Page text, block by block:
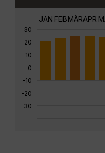
30
20
10
0
-10
-20
-30
JAN FEBMÄRAPR